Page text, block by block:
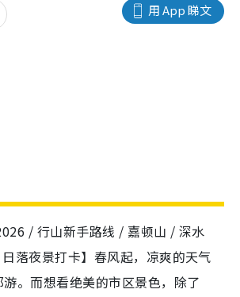
用 App 睇文
/ 行山新手路线 / 嘉顿山 / 深水
落夜景打卡】春风起，凉爽的天气
。而想看绝美的市区景色，除了